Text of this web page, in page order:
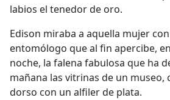
labios el tenedor de oro.
Edison miraba a aquella mujer
entomólogo que al fin apercibe,
noche, la falena fabulosa que ha
mañana las vitrinas de un museo,
dorso con un alfiler de plata.